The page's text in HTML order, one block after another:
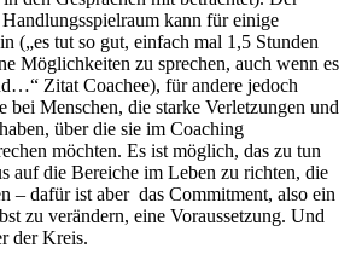
kann für einige
(„es tut so gut, einfach mal 1,5 Stunden
Möglichkeiten zu sprechen, auch wenn es
Zitat Coachee), für andere jedoch
bei Menschen, die starke Verletzungen und
über die sie im Coaching
möchten. Es ist möglich, das zu tun
auf die Bereiche im Leben zu richten, die
– dafür ist aber das Commitment, also ein
zu verändern, eine Voraussetzung. Und
der Kreis.